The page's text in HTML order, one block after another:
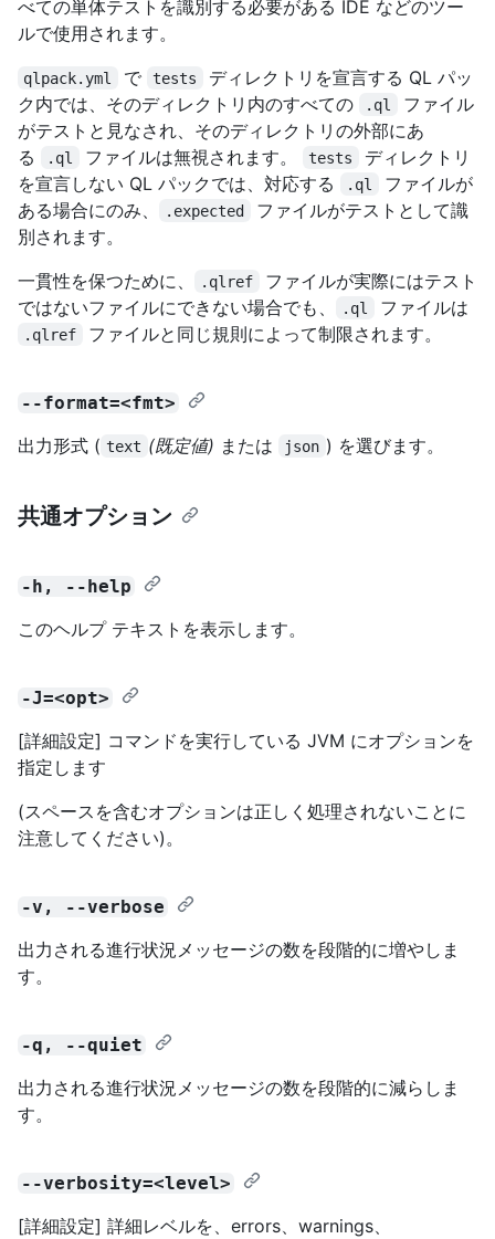
べての単体テストを識別する必要がある IDE などのツー
ルで使用されます。
qlpack.yml で tests
ディレクトリを宣言する QL パッ
ク内では、そのディレクトリ内のすべての
.ql
ファイル
がテストと見なされ、そのディレクトリの外部にあ
る
.ql ファイルは無視されます。 tests
ディレクトリ
を宣言しない QL パックでは、対応する
.ql
ファイルが
ある場合にのみ、
.expected
ファイルがテストとして識
別されます。
一貫性を保つために、
.qlref
ファイルが実際にはテスト
ではないファイルにできない場合でも、
.ql ファイルは
.qlref ファイルと同じ規則によって制限されます。
--format=<fmt>
出力形式 ( text (既定値) または json ) を選びます。
共通オプション
-h, --help
このヘルプ テキストを表示します。
-J=<opt>
[詳細設定] コマンドを実行している JVM にオプションを
指定します
(スペースを含むオプションは正しく処理されないことに
注意してください)。
-v, --verbose
出力される進行状況メッセージの数を段階的に増やしま
す。
-q, --quiet
出力される進行状況メッセージの数を段階的に減らしま
す。
--verbosity=<level>
[詳細設定] 詳細レベルを、errors、warnings、